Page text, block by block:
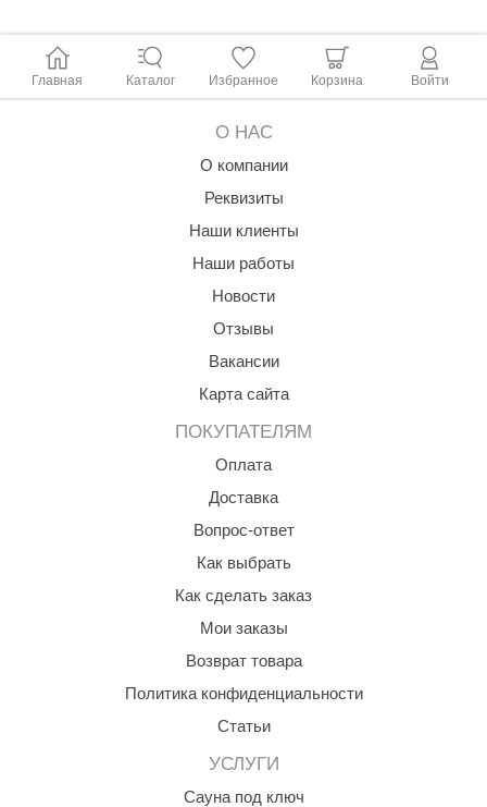
Главная Каталог Избранное Корзина Войти
О НАС
О компании
Реквизиты
Наши клиенты
Наши работы
Новости
Отзывы
Вакансии
Карта сайта
ПОКУПАТЕЛЯМ
Оплата
Доставка
Вопрос-ответ
Как выбрать
Как сделать заказ
Мои заказы
Возврат товара
Политика конфиденциальности
Статьи
УСЛУГИ
Сауна под ключ